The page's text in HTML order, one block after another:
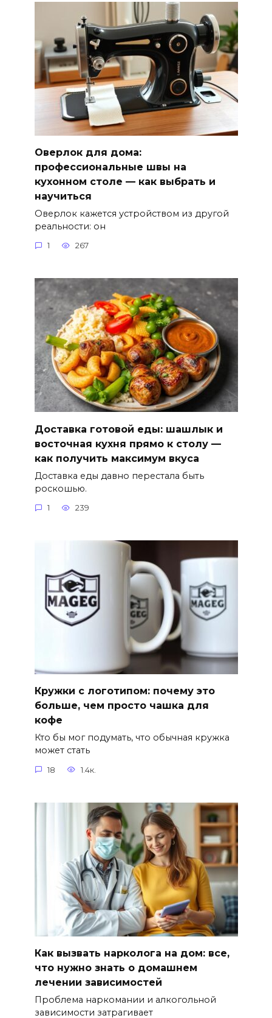
Оверлок для дома:
профессиональные швы на
кухонном столе — как выбрать и
научиться
Оверлок кажется устройством из другой
реальности: он
1 267
Доставка готовой еды: шашлык и
восточная кухня прямо к столу —
как получить максимум вкуса
Доставка еды давно перестала быть
роскошью.
1 239
Кружки с логотипом: почему это
больше, чем просто чашка для
кофе
Кто бы мог подумать, что обычная кружка
может стать
18 1.4к.
Как вызвать нарколога на дом: все,
что нужно знать о домашнем
лечении зависимостей
Проблема наркомании и алкогольной
зависимости затрагивает